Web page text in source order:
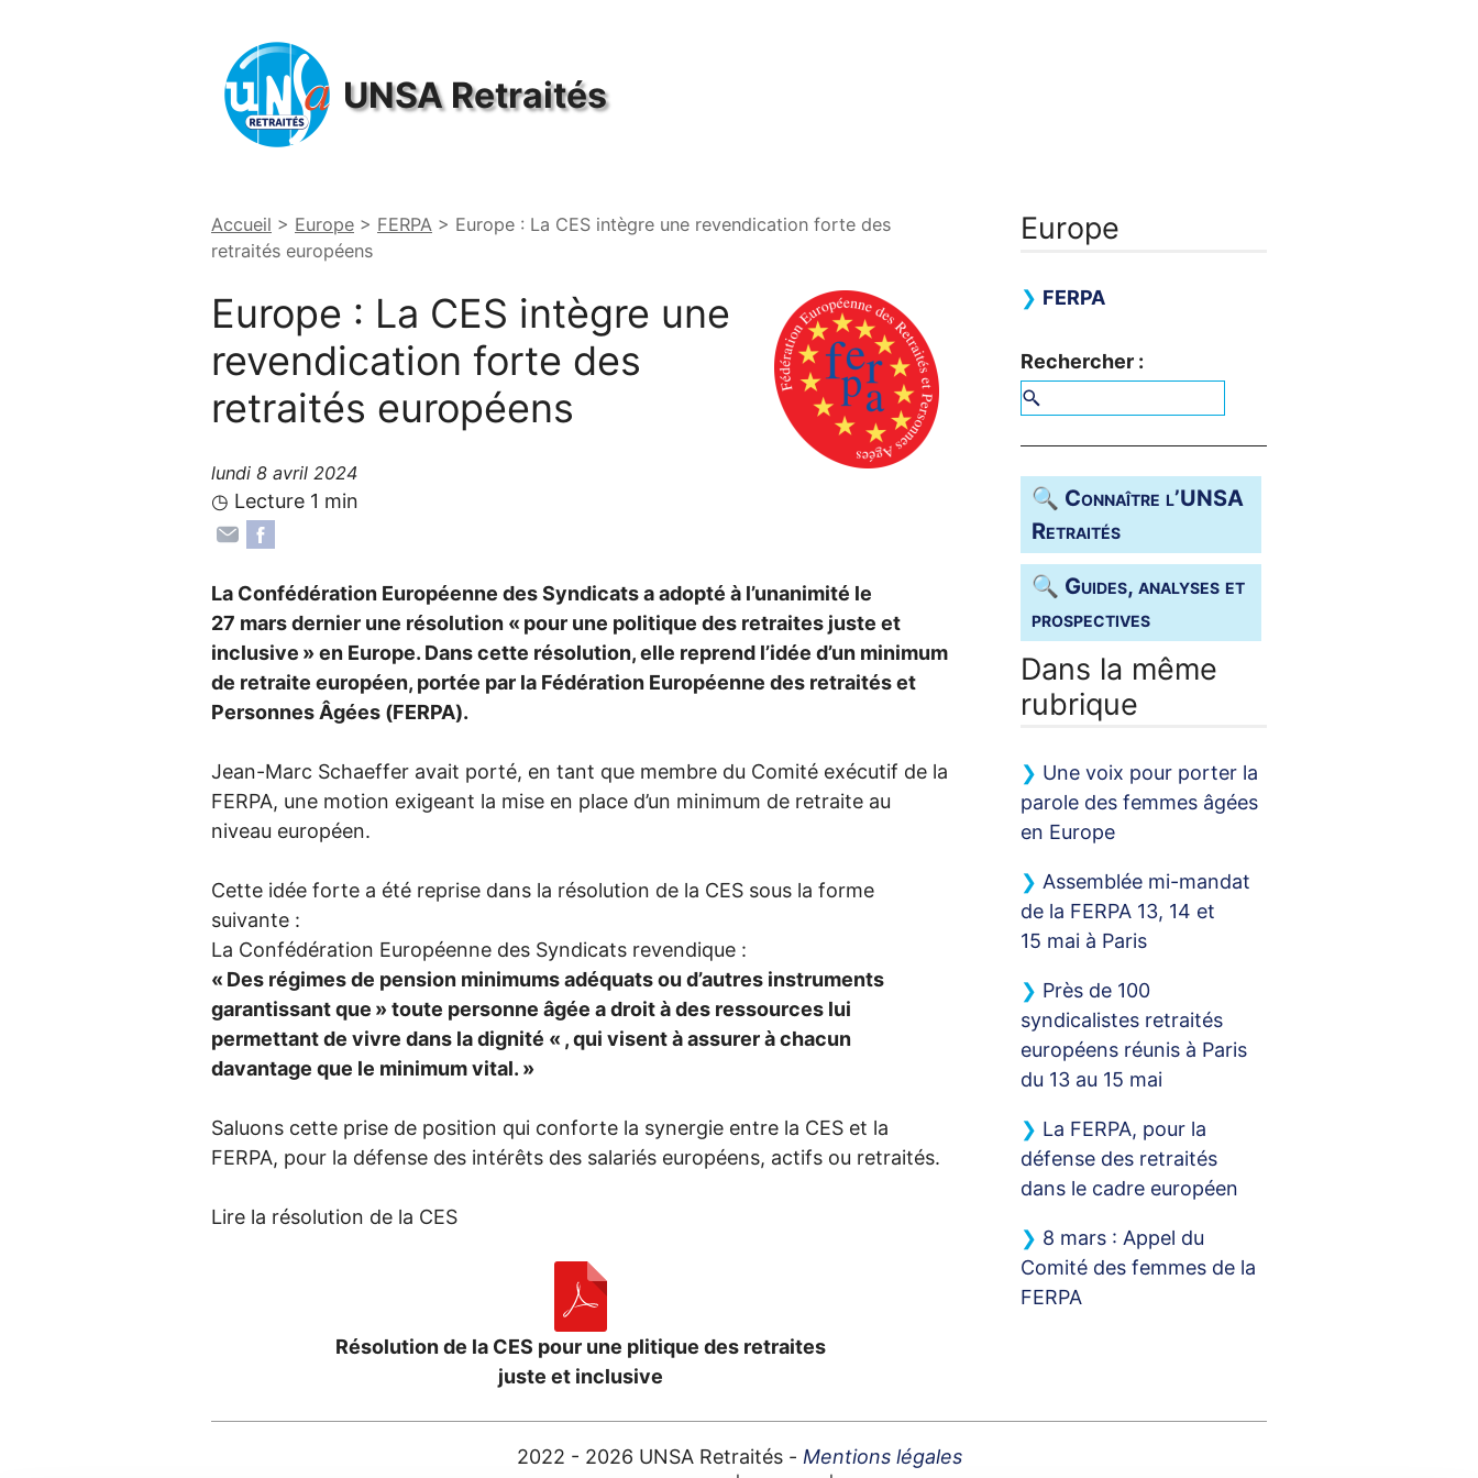
UNSARetraités
Accueil > Europe > FERPA > Europe : La CES intègre une revendication forte des
retraités européens
Europe : La CES intègre une
revendication forte des
retraités européens
lundi 8 avril 2024
◷ Lecture 1 min
La Confédération Européenne des Syndicats a adopté à l’unanimité le
27 mars dernier une résolution « pour une politique des retraites juste et
inclusive » en Europe. Dans cette résolution, elle reprend l’idée d’un minimum
de retraite européen, portée par la Fédération Européenne des retraités et
Personnes Âgées (FERPA).
Jean-Marc Schaeffer avait porté, en tant que membre du Comité exécutif de la
FERPA, une motion exigeant la mise en place d’un minimum de retraite au
niveau européen.
Cette idée forte a été reprise dans la résolution de la CES sous la forme
suivante :
La Confédération Européenne des Syndicats revendique :
« Des régimes de pension minimums adéquats ou d’autres instruments
garantissant que » toute personne âgée a droit à des ressources lui
permettant de vivre dans la dignité « , qui visent à assurer à chacun
davantage que le minimum vital. »
Saluons cette prise de position qui conforte la synergie entre la CES et la
FERPA, pour la défense des intérêts des salariés européens, actifs ou retraités.
Lire la résolution de la CES
Résolution de la CES pour une plitique des retraites
juste et inclusive
Europe
FERPA
Rechercher :
🔍 Connaître l’UNSA
Retraités
🔍 Guides, analyses et
prospectives
Dans la même
rubrique
Une voix pour porter la
parole des femmes âgées
en Europe
Assemblée mi-mandat
de la FERPA 13, 14 et
15 mai à Paris
Près de 100
syndicalistes retraités
européens réunis à Paris
du 13 au 15 mai
La FERPA, pour la
défense des retraités
dans le cadre européen
8 mars : Appel du
Comité des femmes de la
FERPA
2022 - 2026 UNSARetraités - Mentions légales